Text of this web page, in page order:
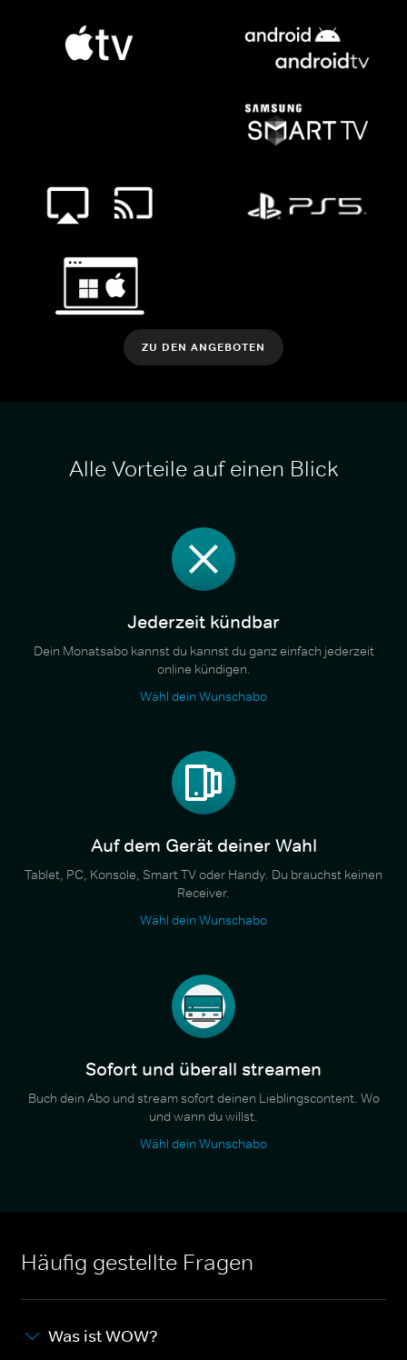
ZU DEN ANGEBOTEN
Alle Vorteile auf einen Blick
Jederzeit kündbar
Dein Monatsabo kannst du kannst du ganz einfach jederzeit
online kündigen.
Wähl dein Wunschabo
Auf dem Gerät deiner Wahl
Tablet, PC, Konsole, Smart TV oder Handy. Du brauchst keinen
Receiver.
Wähl dein Wunschabo
Sofort und überall streamen
Buch dein Abo und stream sofort deinen Lieblingscontent. Wo
und wann du willst.
Wähl dein Wunschabo
Häufig gestellte Fragen
Was ist WOW?